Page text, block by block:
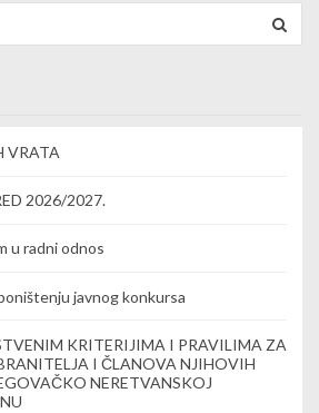
VRATA
2026/2027.
u radni odnos
javnog konkursa
KRITERIJIMA I PRAVILIMA ZA
I ČLANOVA NJIHOVIH
NERETVANSKOJ